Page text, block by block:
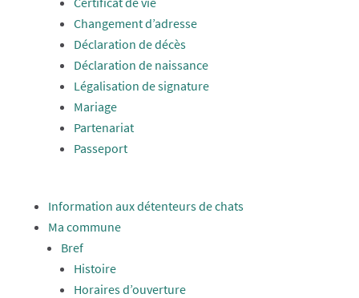
Changement d’adresse
Déclaration de décès
Déclaration de naissance
Légalisation de signature
Mariage
Partenariat
Passeport
Information aux détenteurs de chats
Ma commune
Bref
Histoire
Horaires d’ouverture